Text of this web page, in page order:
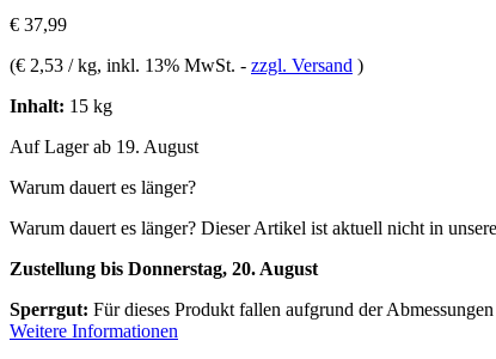
€ 37,99
(€ 2,53 / kg, inkl. 13% MwSt. - zzgl. Versand )
Inhalt: 15 kg
Auf Lager ab 19. August
Warum dauert es länger?
Warum dauert es länger? Dieser Artikel ist aktuell nicht in
Zustellung bis Donnerstag, 20. August
Sperrgut: Für dieses Produkt fallen aufgrund der
Weitere Informationen